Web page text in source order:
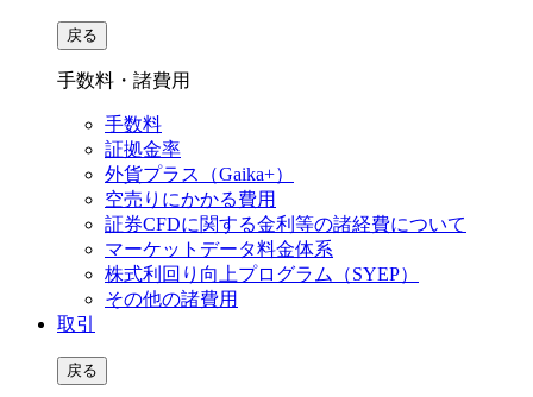
戻る
手数料・諸費用
手数料
証拠金率
外貨プラス（Gaika+）
空売りにかかる費用
証券CFDに関する金利等の諸経費について
マーケットデータ料金体系
株式利回り向上プログラム（SYEP）
その他の諸費用
取引
戻る